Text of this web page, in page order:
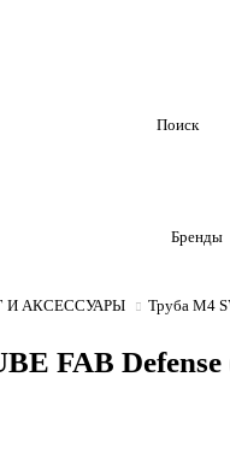
Бренды
АКСЕССУАРЫ Труба M4
FAB